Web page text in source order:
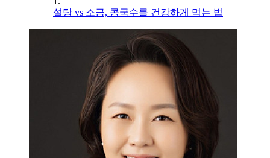
설탕 vs 소금, 콩국수를 건강하게 먹는 법